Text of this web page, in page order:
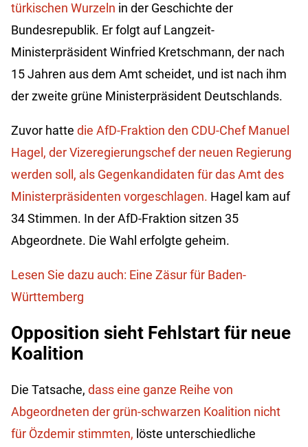
türkischen Wurzeln in der Geschichte der
Bundesrepublik. Er folgt auf Langzeit-
Ministerpräsident Winfried Kretschmann, der nach
15 Jahren aus dem Amt scheidet, und ist nach ihm
der zweite grüne Ministerpräsident Deutschlands.
Zuvor hatte die AfD-Fraktion den CDU-Chef Manuel
Hagel, der Vizeregierungschef der neuen Regierung
werden soll, als Gegenkandidaten für das Amt des
Ministerpräsidenten vorgeschlagen. Hagel kam auf
34 Stimmen. In der AfD-Fraktion sitzen 35
Abgeordnete. Die Wahl erfolgte geheim.
Lesen Sie dazu auch: Eine Zäsur für Baden-
Württemberg
Opposition sieht Fehlstart für neue
Koalition
Die Tatsache, dass eine ganze Reihe von
Abgeordneten der grün-schwarzen Koalition nicht
für Özdemir stimmten, löste unterschiedliche